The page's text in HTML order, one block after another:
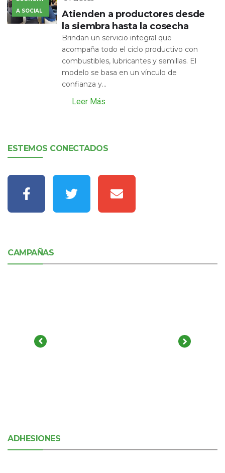
A SOCIAL
Atienden a productores desde
la siembra hasta la cosecha
Brindan un servicio integral que
acompaña todo el ciclo productivo con
combustibles, lubricantes y semillas. El
modelo se basa en un vínculo de
confianza y...
Leer Más
ESTEMOS CONECTADOS
CAMPAÑAS
ADHESIONES